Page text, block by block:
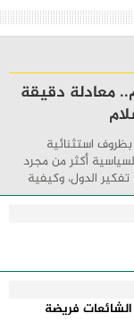
معادلة دقيقة
استثنائية
أكثر من مجرد
الدول، وكيفية
بين القوة ...
فريضة